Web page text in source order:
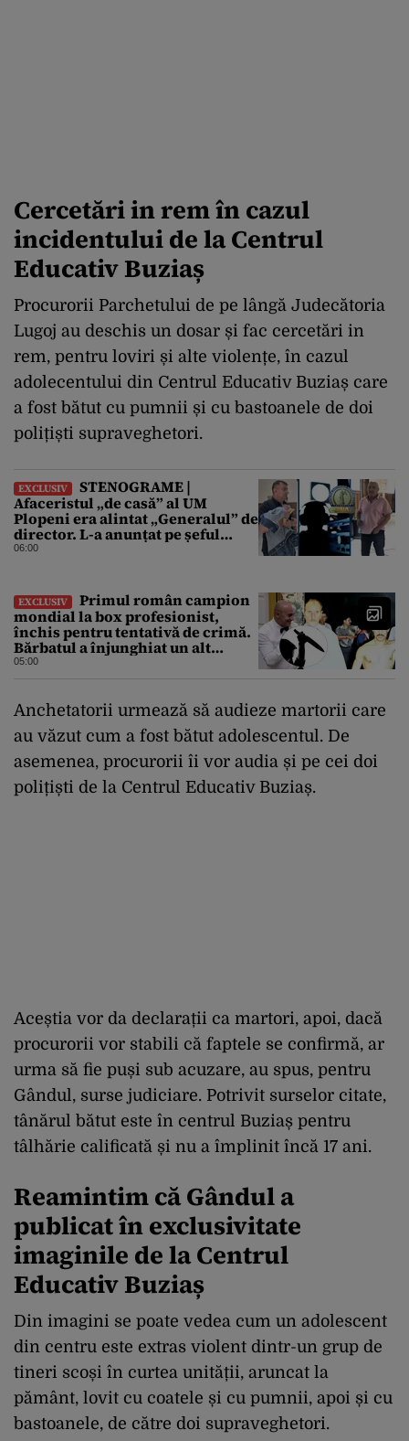
Cercetări in rem în cazul
incidentului de la Centrul
Educativ Buziaș
Procurorii Parchetului de pe lângă Judecătoria
Lugoj au deschis un dosar și fac cercetări in
rem, pentru loviri și alte violențe, în cazul
adolecentului din Centrul Educativ Buziaș care
a fost bătut cu pumnii și cu bastoanele de doi
polițiști supraveghetori.
EXCLUSIV
STENOGRAME |
Afaceristul „de casă” al UM
Plopeni era alintat „Generalul” de
director. L-a anunțat pe șeful
uzinei că i-a adus „subțireanu,
06:00
EXCLUSIV
Primul român campion
mondial la box profesionist,
închis pentru tentativă de crimă.
Bărbatul a înjunghiat un alt
interlop periculos
05:00
Anchetatorii urmează să audieze martorii care
au văzut cum a fost bătut adolescentul. De
asemenea, procurorii îi vor audia și pe cei doi
polițiști de la Centrul Educativ Buziaș.
Aceștia vor da declarații ca martori, apoi, dacă
procurorii vor stabili că faptele se confirmă, ar
urma să fie puși sub acuzare, au spus, pentru
Gândul, surse judiciare. Potrivit surselor citate,
tânărul bătut este în centrul Buziaș pentru
tâlhărie calificată și nu a împlinit încă 17 ani.
Reamintim că Gândul a
publicat în exclusivitate
imaginile de la Centrul
Educativ Buziaș
Din imagini se poate vedea cum un adolescent
din centru este extras violent dintr-un grup de
tineri scoși în curtea unității, aruncat la
pământ, lovit cu coatele și cu pumnii, apoi și cu
bastoanele, de către doi supraveghetori.